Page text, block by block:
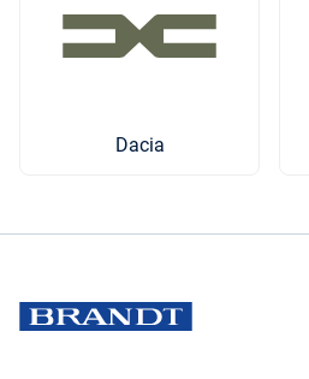
Dacia